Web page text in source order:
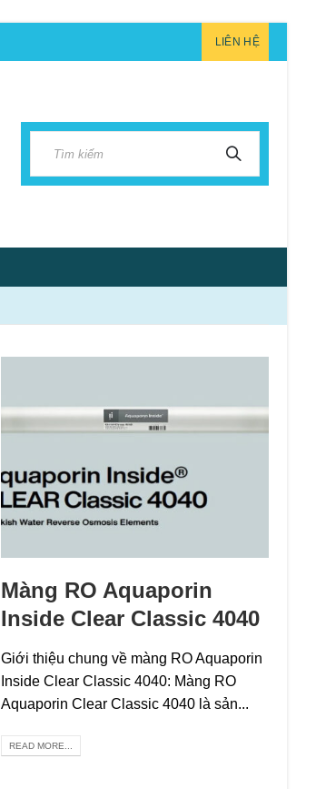
LIÊN HỆ
Màng RO Aquaporin
Inside Clear Classic 4040
Giới thiệu chung về màng RO Aquaporin
Inside Clear Classic 4040: Màng RO
Aquaporin Clear Classic 4040 là sản...
READ MORE...